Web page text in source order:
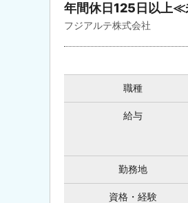
年間休日125日以上≪
フジアルテ株式会社
職種
給与
勤務地
資格・経験